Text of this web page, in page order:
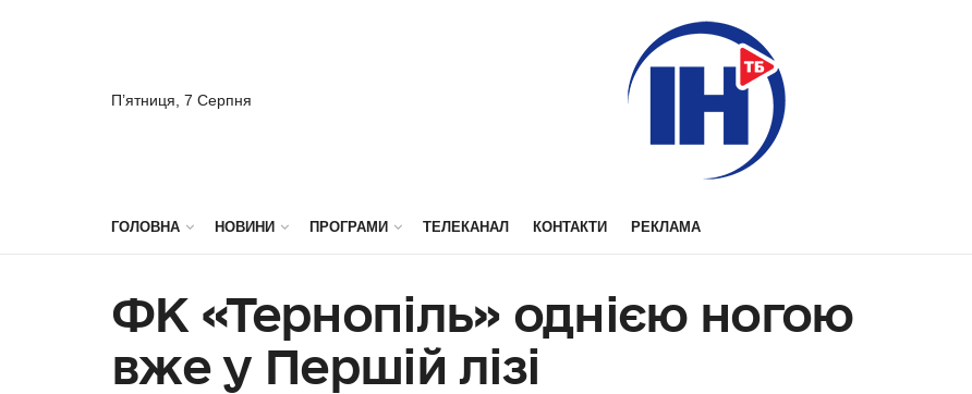
П’ятниця, 7 Серпня
ГОЛОВНА НОВИНИ ПРОГРАМИ ТЕЛЕКАНАЛ КОНТАКТИ РЕКЛАМА
ФК «Тернопіль» однією ногою
вже у Першій лізі